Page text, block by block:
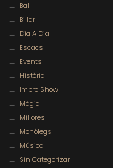
Ball
Billar
Dia A Dia
Escacs
Events
Història
Impro Show
Màgia
Millores
Monòlegs
Música
Sin Categorizar